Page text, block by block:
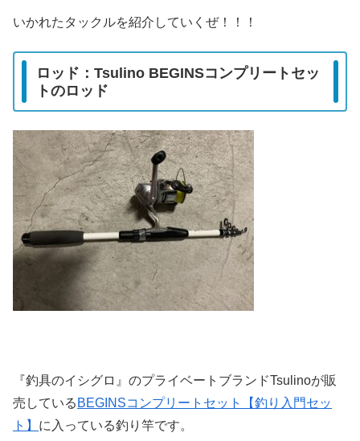
いかれたタックルを紹介していくぜ！！！
ロッド：Tsulino BEGINSコンプリートセッ
トのロッド
『釣具のイシグロ』のプライベートブランドTsulinoが販
売している BEGINSコンプリートセット【釣り入門セッ
ト】 に入っている釣り竿です。